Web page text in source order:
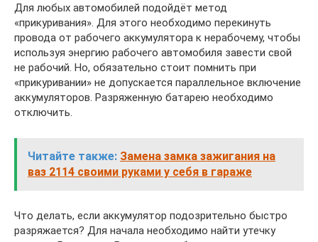
Для любых автомобилей подойдёт метод
«прикуривания». Для этого необходимо перекинуть
провода от рабочего аккумулятора к нерабочему, чтобы
используя энергию рабочего автомобиля завести свой
не рабочий. Но, обязательно стоит помнить при
«прикуривании» не допускается параллельное включение
аккумуляторов. Разряженную батарею необходимо
отключить.
Читайте также: Замена замка зажигания на
ваз 2114 своими руками у себя в гараже
Что делать, если аккумулятор подозрительно быстро
разряжается? Для начала необходимо найти утечку